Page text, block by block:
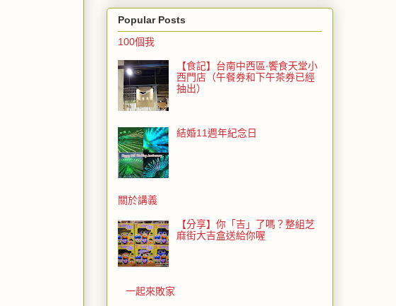
Popular Posts
100個我
【食記】台南中西區‧饗食天堂小
西門店（午餐券和下午茶券已經
抽出）
結婚11週年紀念日
關於講義
【分享】你「吉」了嗎？整組芝
麻街大吉盒送給你喔
一起來敗家